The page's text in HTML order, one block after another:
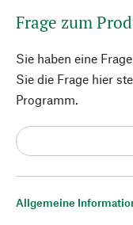
Allgemeine
Frage zum
Sie haben eine
Sie die Frage hier
Programm.